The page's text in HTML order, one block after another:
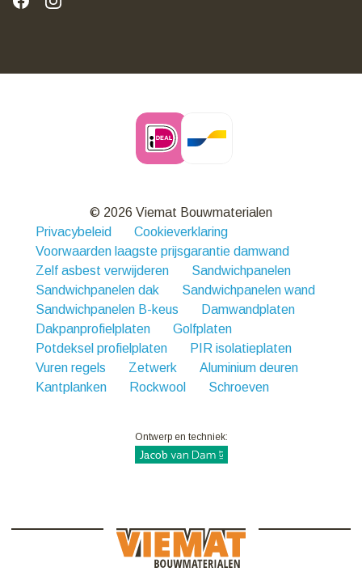
© 2026 Viemat Bouwmaterialen
Privacybeleid
Cookieverklaring
Voorwaarden laagste prijsgarantie damwand
Zelf asbest verwijderen
Sandwichpanelen
Sandwichpanelen dak
Sandwichpanelen wand
Sandwichpanelen B-keus
Damwandplaten
Dakpanprofielplaten
Golfplaten
Potdeksel profielplaten
PIR isolatieplaten
Vuren regels
Zetwerk
Aluminium deuren
Kantplanken
Rockwool Schroeven
Ontwerp en techniek: